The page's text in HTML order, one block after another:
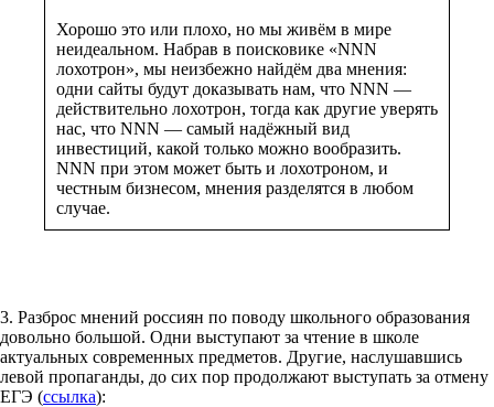
Хорошо это или плохо, но мы живём в мире
неидеальном. Набрав в поисковике «NNN
лохотрон», мы неизбежно найдём два мнения:
одни сайты будут доказывать нам, что NNN —
действительно лохотрон, тогда как другие уверять
нас, что NNN — самый надёжный вид
инвестиций, какой только можно вообразить.
NNN при этом может быть и лохотроном, и
честным бизнесом, мнения разделятся в любом
случае.
3. Разброс мнений россиян по поводу школьного образования
довольно большой. Одни выступают за чтение в школе
актуальных современных предметов. Другие, наслушавшись
левой пропаганды, до сих пор продолжают выступать за отмену
ЕГЭ (ссылка):